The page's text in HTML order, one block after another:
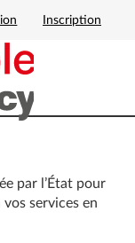
Inscription
par l’État pour
services en